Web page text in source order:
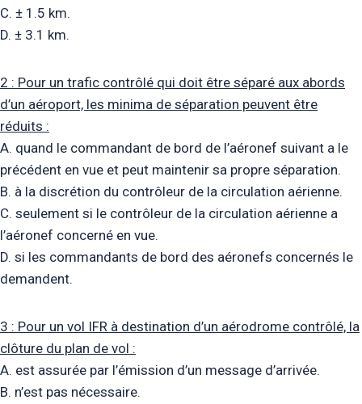
C. ± 1.5 km.
D. ± 3.1 km.
2 : Pour un trafic contrôlé qui doit être séparé aux abords
d’un aéroport, les minima de séparation peuvent être
réduits :
A. quand le commandant de bord de l’aéronef suivant a le
précédent en vue et peut maintenir sa propre séparation.
B. à la discrétion du contrôleur de la circulation aérienne.
C. seulement si le contrôleur de la circulation aérienne a
l’aéronef concerné en vue.
D. si les commandants de bord des aéronefs concernés le
demandent.
3 : Pour un vol IFR à destination d’un aérodrome contrôlé, la
clôture du plan de vol :
A. est assurée par l’émission d’un message d’arrivée.
B. n’est pas nécessaire.